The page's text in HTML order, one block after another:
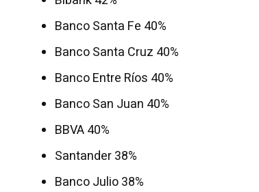
Banco Santa Fe 40%
Banco Santa Cruz 40%
Banco Entre Ríos 40%
Banco San Juan 40%
BBVA 40%
Santander 38%
Banco Julio 38%